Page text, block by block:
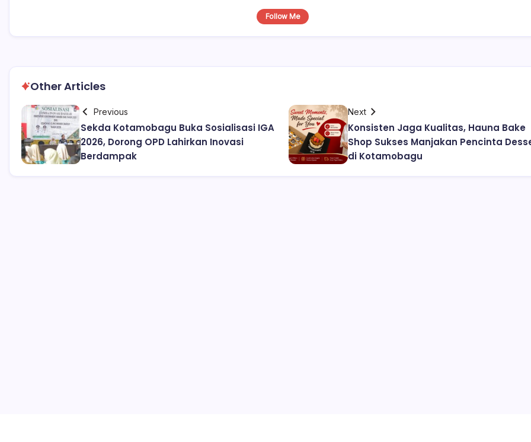
Follow Me
Other Articles
Previous
Sekda Kotamobagu Buka Sosialisasi IGA
2026, Dorong OPD Lahirkan Inovasi
Berdampak
Next
Konsisten Jaga Kualitas, Hauna Bake
Shop Sukses Manjakan Pencinta
di Kotamobagu